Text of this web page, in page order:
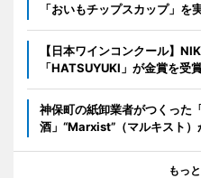
「おいもチップスカップ」を
【日本ワインコンクール】
「HATSUYUKI」が金賞を受
神保町の紙卸業者がつくった
酒」“Marxist”（マルキスト）
もっ